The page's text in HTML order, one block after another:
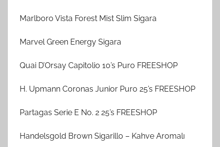
Marlboro Vista Forest Mist Slim Sigara
Marvel Green Energy Sigara
Quai D’Orsay Capitolio 10’s Puro FREESHOP
H. Upmann Coronas Junior Puro 25’s FREESHOP
Partagas Serie E No. 2 25’s FREESHOP
Handelsgold Brown Sigarillo – Kahve Aromalı